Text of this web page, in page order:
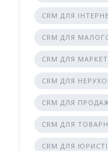
CRM ДЛЯ
CRM ДЛЯ
CRM ДЛЯ
CRM ДЛЯ
CRM ДЛЯ
CRM ДЛЯ
CRM ДЛЯ